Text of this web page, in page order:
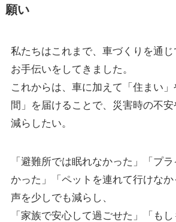
願い
私たちはこれまで、車づくりを通
お手伝いをしてきました。
これからは、車に加えて「住まい
間」を届けることで、災害時の不
減らしたい。
「避難所では眠れなかった」「プ
かった」「ペットを連れて行けな
声を少しでも減らし、
「家族で安心して過ごせた」「も